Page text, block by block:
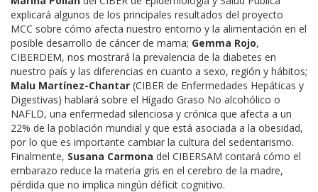
explicará algunos de los principales resultados del proyecto
MCC sobre cómo afecta nuestro entorno y la alimentación en el
posible desarrollo de cáncer de mama; Gemma Rojo,
CIBERDEM, nos mostrará la prevalencia de la diabetes en
nuestro país y las diferencias en cuanto a sexo, región y hábitos;
Malu Martínez-Chantar (CIBER de Enfermedades Hepáticas y
Digestivas) hablará sobre el Hígado Graso No alcohólico o
NAFLD, una enfermedad silenciosa y crónica que afecta a un
22% de la población mundial y que está asociada a la obesidad,
por lo que es importante cambiar la cultura del sedentarismo.
Finalmente, Susana Carmona del CIBERSAM contará cómo el
embarazo reduce la materia gris en el cerebro de la madre,
pérdida que no implica ningún déficit cognitivo.